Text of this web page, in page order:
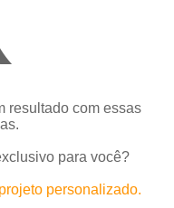
resultado com essas
para você?
personalizado.